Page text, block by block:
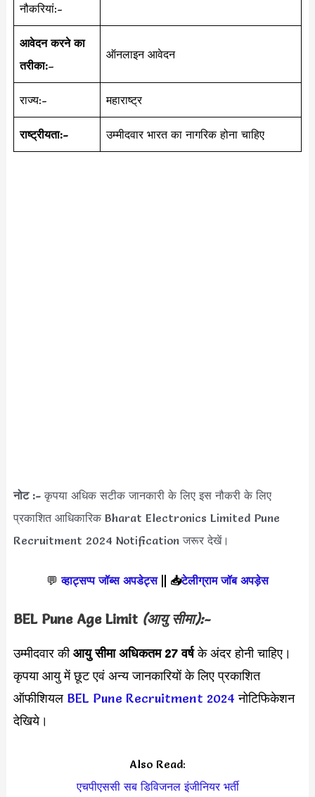
नौकरियां:-
आवेदन करने का
तरीका:–
ऑनलाइन आवेदन
राज्य:- महाराष्ट्र
राष्ट्रीयता:- उम्मीदवार भारत का नागरिक होना चाहिए
नोट :-कृपया अधिक सटीक जानकारी के लिए इस नौकरी के लिए
प्रकाशित आधिकारिक Bharat Electronics Limited Pune
Recruitment 2024 Notification जरूर देखें।
💬 व्हाट्सप्प जॉब्स अपडेट्स|| 📥टेलीग्राम जॉब अपड़ेस
BEL Pune Age Limit (आयु सीमा):-
उम्मीदवार कीआयु सीमा अधिकतम 27 वर्षके अंदर होनी चाहिए।
कृपया आयु में छूट एवं अन्य जानकारियों के लिए प्रकाशित
ऑफीशियल BEL Pune Recruitment 2024 नोटिफिकेशन
देखिये।
Also Read:
एचपीएससी सब डिविजनल इंजीनियर भर्ती